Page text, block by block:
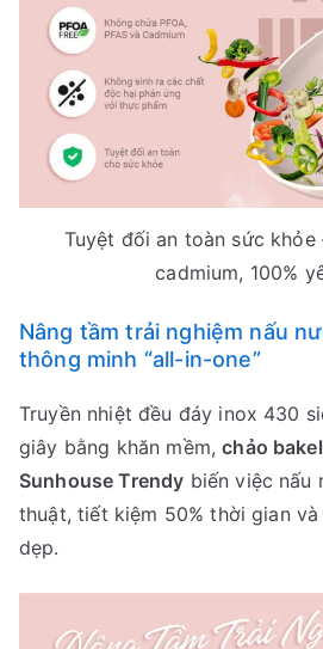
Tuyệt đối an toàn sức khỏe
cadmium, 100%
Nâng tầm trải nghiệm nấu
thông minh “all-in-one”
Truyền nhiệt đều đáy inox 430
giây bằng khăn mềm,chảo
Sunhouse Trendy biến việc nấu
thuật, tiết kiệm 50% thời gian
dẹp.